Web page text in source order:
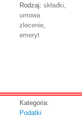
Rodzaj:składki,
umowa
zlecenie,
emeryt
Kategoria:
Podatki